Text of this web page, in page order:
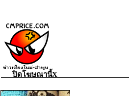
ปิดโฆษณานี้X